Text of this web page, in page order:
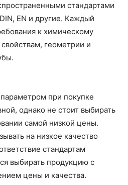
стандартами
EN и другие. Каждый
к химическому
геометрии и
при покупке
однако не стоит выбирать
самой низкой цены.
на низкое качество
стандартам
выбирать продукцию с
цены и качества.